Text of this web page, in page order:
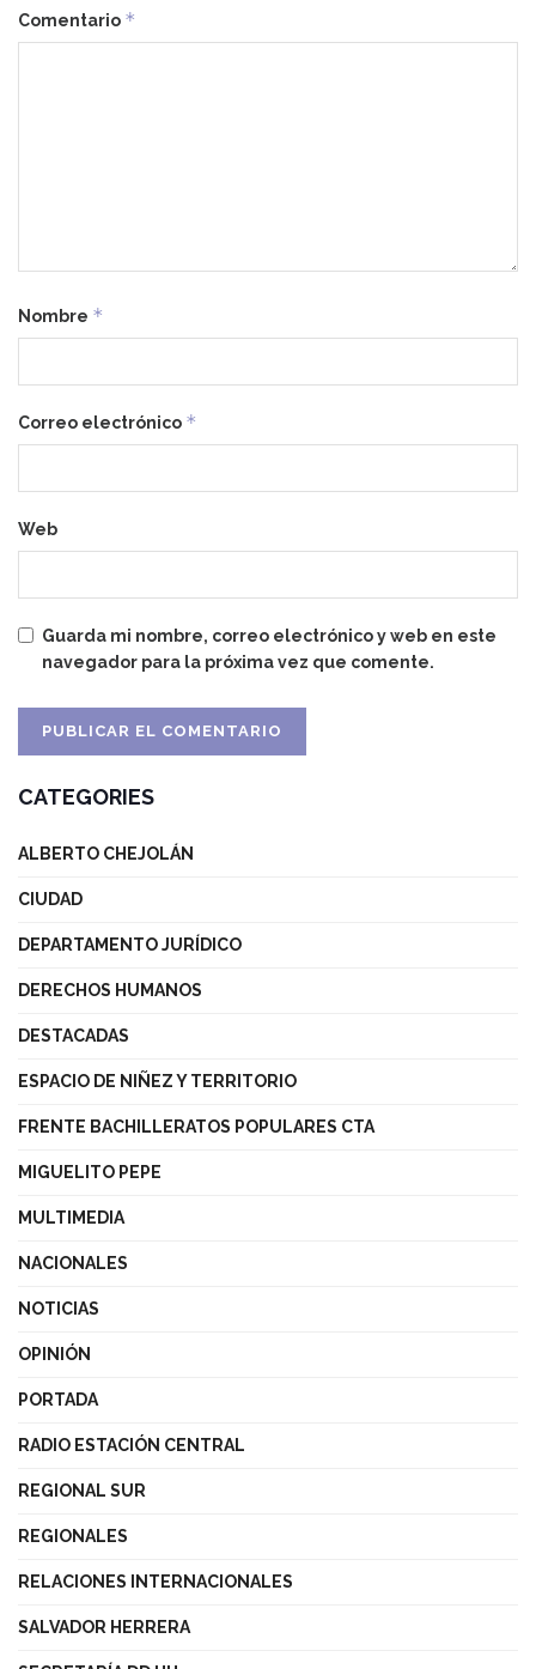
Comentario *
Nombre *
Correo electrónico *
Web
Guarda mi nombre, correo electrónico y web en este
navegador para la próxima vez que comente.
CATEGORIES
ALBERTO CHEJOLÁN
CIUDAD
DEPARTAMENTO JURÍDICO
DERECHOS HUMANOS
DESTACADAS
ESPACIO DE NIÑEZ Y TERRITORIO
FRENTE BACHILLERATOS POPULARES CTA
MIGUELITO PEPE
MULTIMEDIA
NACIONALES
NOTICIAS
OPINIÓN
PORTADA
RADIO ESTACIÓN CENTRAL
REGIONAL SUR
REGIONALES
RELACIONES INTERNACIONALES
SALVADOR HERRERA